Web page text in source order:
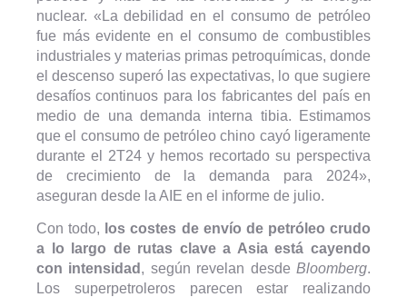
nuclear. «La debilidad en el consumo de petróleo
fue más evidente en el consumo de combustibles
industriales y materias primas petroquímicas, donde
el descenso superó las expectativas, lo que sugiere
desafíos continuos para los fabricantes del país en
medio de una demanda interna tibia. Estimamos
que el consumo de petróleo chino cayó ligeramente
durante el 2T24 y hemos recortado su perspectiva
de crecimiento de la demanda para 2024»,
aseguran desde la AIE en el informe de julio.
Con todo, los costes de envío de petróleo crudo
a lo largo de rutas clave a Asia está cayendo
con intensidad , según revelan desdeBloomberg.
Los superpetroleros parecen estar realizando